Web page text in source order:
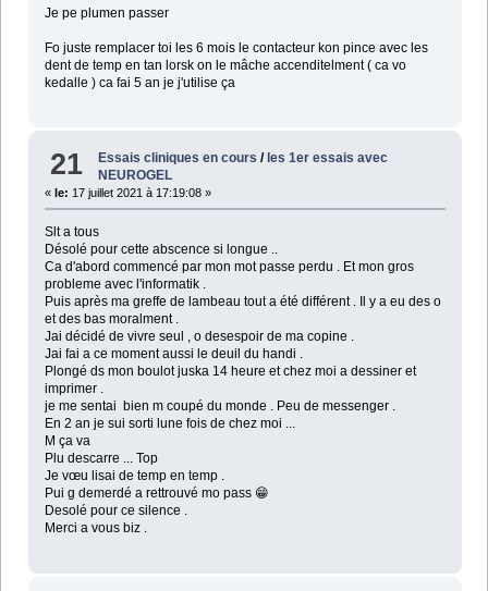
Je pe plumen passer
Fo juste remplacer toi les 6 mois le contacteur kon pince avec les
dent de temp en tan lorsk on le mâche accenditelment ( ca vo
kedalle ) ca fai 5 an je j'utilise ça
21 Essais cliniques en cours / les 1er essais avec
NEUROGEL
« le: 17 juillet 2021 à 17:19:08 »
Slt a tous
Désolé pour cette abscence si longue ..
Ca d'abord commencé par mon mot passe perdu . Et mon gros
probleme avec l'informatik .
Puis après ma greffe de lambeau tout a été différent . Il y a eu des o
et des bas moralment .
Jai décidé de vivre seul , o desespoir de ma copine .
Jai fai a ce moment aussi le deuil du handi .
Plongé ds mon boulot juska 14 heure et chez moi a dessiner et
imprimer .
je me sentai bien m coupé du monde . Peu de messenger .
En 2 an je sui sorti lune fois de chez moi ...
M ça va
Plu descarre ... Top
Je vœu lisai de temp en temp .
Pui g demerdé a rettrouvé mo pass 😁
Desolé pour ce silence .
Merci a vous biz .